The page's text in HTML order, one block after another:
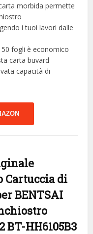
morbida permette
i tuoi lavori dalle
50 fogli è economico
carta buvard
capacità di
Cartuccia di
BENTSAI
BT-HH6105B3